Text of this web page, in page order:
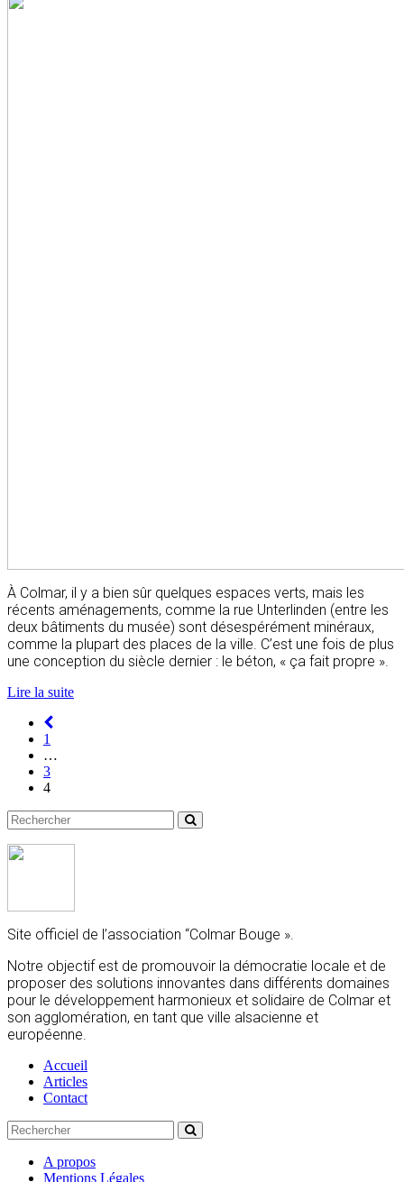
À Colmar, il y a bien sûr quelques espaces verts, mais les
récents aménagements, comme la rue Unterlinden (entre les
deux bâtiments du musée) sont désespérément minéraux,
comme la plupart des places de la ville. C’est une fois de plus
une conception du siècle dernier : le béton, « ça fait propre ».
Lire la suite
Navigation
des
articles
1
…
3
4
Site officiel de l’association “Colmar Bouge ».
Notre objectif est de promouvoir la démocratie locale et de
proposer des solutions innovantes dans différents domaines
pour le développement harmonieux et solidaire de Colmar et
son agglomération, en tant que ville alsacienne et
européenne.
Accueil
Articles
Contact
A propos
Mentions Légales